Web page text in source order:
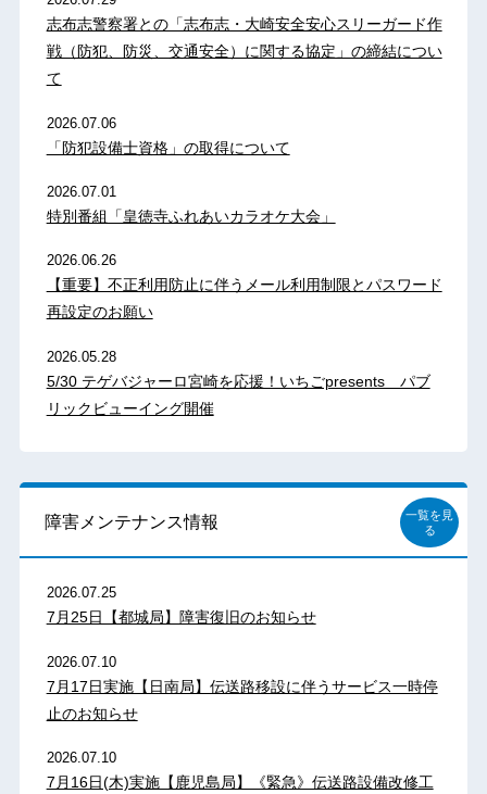
志布志警察署との「志布志・大崎安全安心スリーガード作
戦（防犯、防災、交通安全）に関する協定」の締結につい
て
2026.07.06
「防犯設備士資格」の取得について
2026.07.01
特別番組「皇徳寺ふれあいカラオケ大会」
2026.06.26
【重要】不正利用防止に伴うメール利用制限とパスワード
再設定のお願い
2026.05.28
5/30 テゲバジャーロ宮崎を応援！いちごpresents パブ
リックビューイング開催
障害メンテナンス情報
一覧を見
る
2026.07.25
7月25日【都城局】障害復旧のお知らせ
2026.07.10
7月17日実施【日南局】伝送路移設に伴うサービス一時停
止のお知らせ
2026.07.10
7月16日(木)実施【鹿児島局】《緊急》伝送路設備改修工